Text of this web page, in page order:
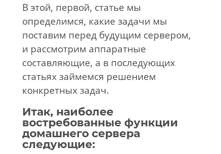
В этой, первой, статье мы
определимся, какие задачи мы
поставим перед будущим сервером,
и рассмотрим аппаратные
составляющие, а в последующих
статьях займемся решением
конкретных задач.
Итак, наиболее
востребованные функции
домашнего сервера
следующие: